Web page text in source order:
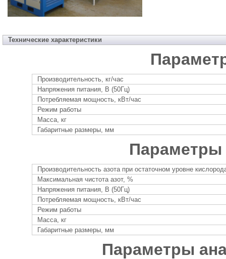
Технические характеристики
Производительность, кг/час
Напряжения питания, В (50Гц)
Потребляемая мощность, кВт/час
Режим работы
Масса, кг
Габаритные размеры, мм
Параметры
Производительность азота при остаточном уровне
Максимальная чистота азот, %
Напряжения питания, В (50Гц)
Потребляемая мощность, кВт/час
Режим работы
Масса, кг
Габаритные размеры, мм
Параметры